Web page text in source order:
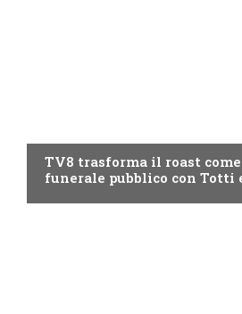
TV8 trasforma il roast
funerale pubblico con Totti